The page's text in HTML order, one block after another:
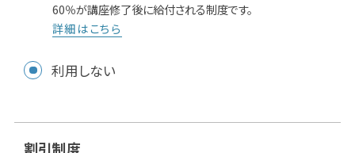
60％が講座修了後に給付される制度です。
詳細はこちら
利用しない
割引制度